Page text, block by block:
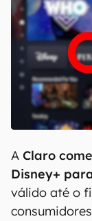
A Claro
Disney+
válido até o